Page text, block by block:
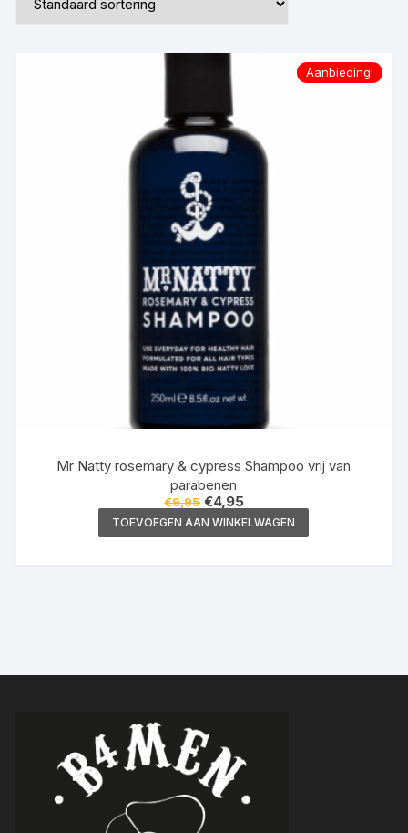
Aanbieding!
Mr Natty rosemary & cypress Shampoo vrij van
parabenen
€9,95 Oorspronkelijke
prijs
was:
€9,95.
€4,95Huidige
prijs
is:
€4,95.
TOEVOEGEN AAN WINKELWAGEN